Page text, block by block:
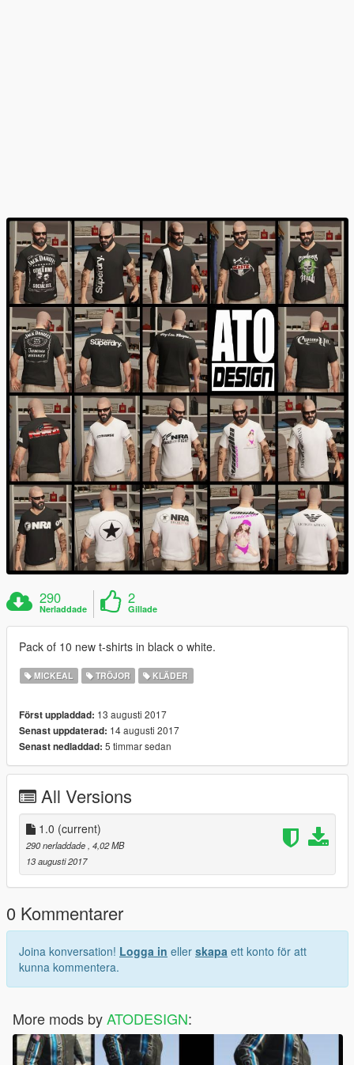
290
Nerladdade
2
Gillade
Pack of 10 new t-shirts in black o white.
MICKEAL TRÖJOR KLÄDER
Först uppladdad: 13 augusti 2017
Senast uppdaterad: 14 augusti 2017
Senast nedladdad: 5 timmar sedan
All Versions
1.0 (current)
290 nerladdade , 4,02 MB
13 augusti 2017
0 Kommentarer
Joina konversation! Logga in eller skapa ett konto för att
kunna kommentera.
More mods byATODESIGN: